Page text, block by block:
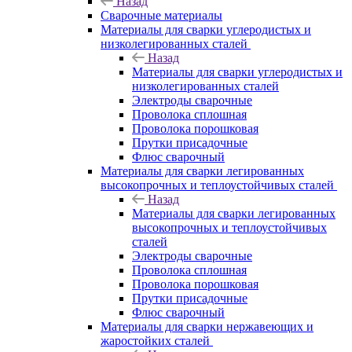
Сварочные материалы
Материалы для сварки углеродистых и
низколегированных сталей
Назад
Материалы для сварки углеродистых и
низколегированных сталей
Электроды сварочные
Проволока сплошная
Проволока порошковая
Прутки присадочные
Флюс сварочный
Материалы для сварки легированных
высокопрочных и теплоустойчивых сталей
Назад
Материалы для сварки легированных
высокопрочных и теплоустойчивых
сталей
Электроды сварочные
Проволока сплошная
Проволока порошковая
Прутки присадочные
Флюс сварочный
Материалы для сварки нержавеющих и
жаростойких сталей